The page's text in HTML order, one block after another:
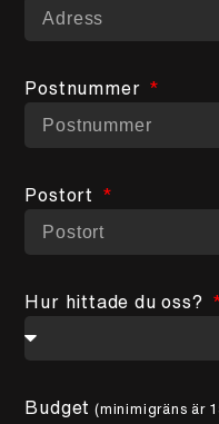
Postnummer
Postort
Hur hittade du oss?
Budget (minimigräns är